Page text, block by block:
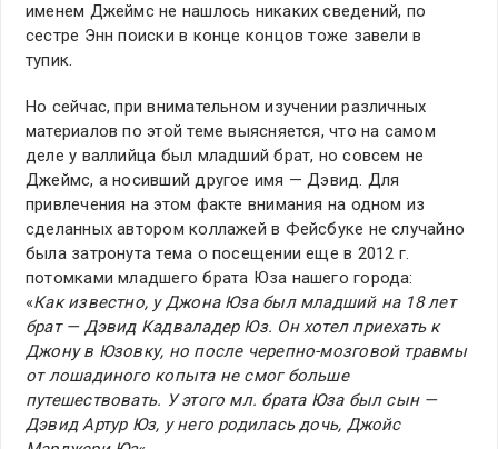
именем Джеймс не нашлось никаких сведений, по
сестре Энн поиски в конце концов тоже завели в
тупик.
Но сейчас, при внимательном изучении различных
материалов по этой теме выясняется, что на самом
деле у валлийца был младший брат, но совсем не
Джеймс, а носивший другое имя — Дэвид. Для
привлечения на этом факте внимания на одном из
сделанных автором коллажей в Фейсбуке не случайно
была затронута тема о посещении еще в 2012 г.
потомками младшего брата Юза нашего города:
«Как известно, у Джона Юза был младший на 18 лет
брат — Дэвид Кадваладер Юз. Он хотел приехать к
Джону в Юзовку, но после черепно-мозговой травмы
от лошадиного копыта не смог больше
путешествовать. У этого мл. брата Юза был сын —
Дэвид Артур Юз, у него родилась дочь, Джойс